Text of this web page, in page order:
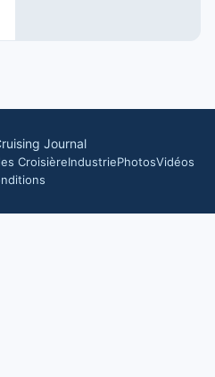
Journal
CroisièreIndustriePhotosVidéos